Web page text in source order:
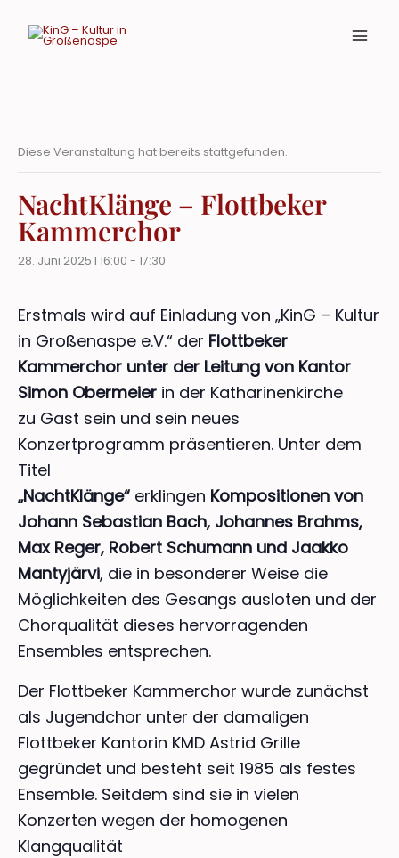
Inhalt
springen
Diese Veranstaltung hat bereits stattgefunden.
NachtKlänge – Flottbeker
Kammerchor
28. Juni 2025 I 16:00 - 17:30
Erstmals wird auf Einladung von „KinG – Kultur
in Großenaspe e.V.“ der Flottbeker
Kammerchor unter der Leitung von Kantor
Simon Obermeier in der Katharinenkirche
zu Gast sein und sein neues
Konzertprogramm präsentieren. Unter dem
Titel
„NachtKlänge“ erklingen Kompositionen von
Johann Sebastian Bach, Johannes Brahms,
Max Reger, Robert Schumann und Jaakko
Mantyjärvi, die in besonderer Weise die
Möglichkeiten des Gesangs ausloten und der
Chorqualität dieses hervorragenden
Ensembles entsprechen.
Der Flottbeker Kammerchor wurde zunächst
als Jugendchor unter der damaligen
Flottbeker Kantorin KMD Astrid Grille
gegründet und besteht seit 1985 als festes
Ensemble. Seitdem sind sie in vielen
Konzerten wegen der homogenen
Klangqualität